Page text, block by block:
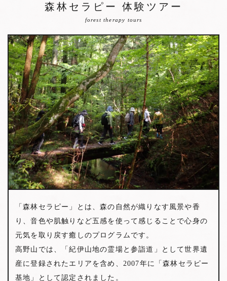
森林セラピー 体験ツアー
forest therapy tours
「森林セラピー」とは、森の自然が織りなす風景や香
り、音色や肌触りなど五感を使って感じることで心身の
元気を取り戻す癒しのプログラムです。
高野山では、「紀伊山地の霊場と参詣道」として世界遺
産に登録されたエリアを含め、2007年に「森林セラピー
基地」として認定されました。